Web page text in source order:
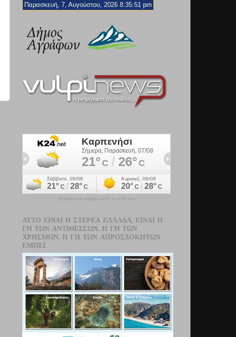
Παρασκευή, 7, Αυγούστου, 2026 8:35:52 pm
πρόγνωση καιρού από το k24.net
ΑΥΤΌ ΕΊΝΑΙ Η ΣΤΕΡΕΆ ΕΛΛΆΔΑ. ΕΊΝΑΙ Η
ΓΗ ΤΩΝ ΑΝΤΙΘΈΣΕΩΝ. Η ΓΗ ΤΩΝ
ΧΡΗΣΜΏΝ. Η ΓΗ ΤΩΝ ΑΠΡΟΣΔΌΚΗΤΩΝ
ΕΜΠΕΙ